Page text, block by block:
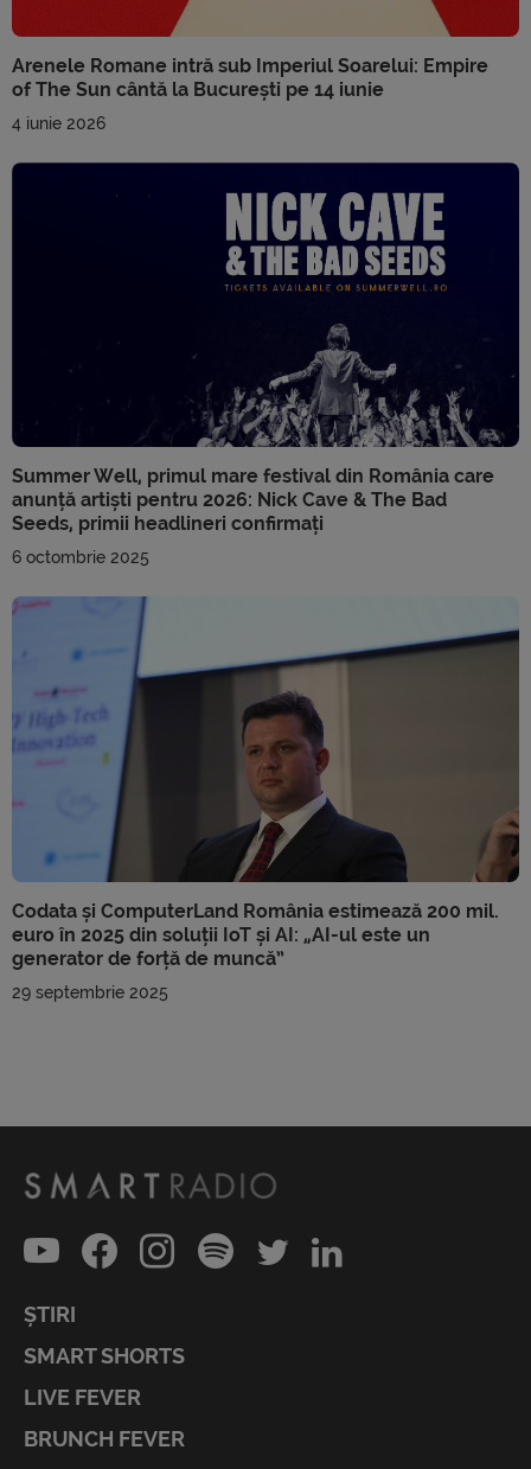
Arenele Romane intră sub Imperiul Soarelui: Empire
of The Sun cântă la București pe 14 iunie
4 iunie 2026
Summer Well, primul mare festival din România care
anunță artiști pentru 2026: Nick Cave & The Bad
Seeds, primii headlineri confirmați
6 octombrie 2025
Codata și ComputerLand România estimează 200 mil.
euro în 2025 din soluții IoT și AI: „AI-ul este un
generator de forță de muncă”
29 septembrie 2025
ȘTIRI
SMART SHORTS
LIVE FEVER
BRUNCH FEVER